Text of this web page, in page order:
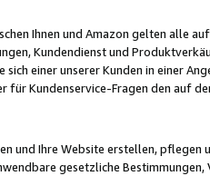
Ihnen und Amazon gelten alle
Kundendienst und
einer unserer Kunden in einer
Kundenservice-Fragen den auf
und Ihre Website erstellen, pflegen
gesetzliche